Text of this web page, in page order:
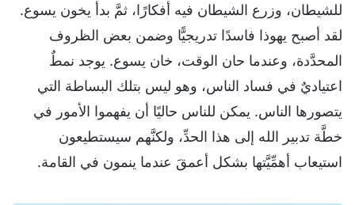
للشيطان، وزرع الشيطان فيه أفكارًا، ثمَّ بدأ يخون يسوع.
لقد أصبح يهوذا فاسدًا تدريجيًّا وضمن بعض الظروف
المحدَّدة، وعندما حان الوقت، خان يسوع. يوجد نمطٌ
اعتياديٌ في فساد الناس، وهو ليس بتلك البساطة التي
يتصورها الناس. يمكن للناس حاليًا أن يفهموا الأمور في
خطَّة تدبير الله إلى هذا الحدِّ، ولكنَّهم سيستطيعون
استيعاب أهمِّيَّتها بشكل أعمقَ عندما ينمون في القامة.